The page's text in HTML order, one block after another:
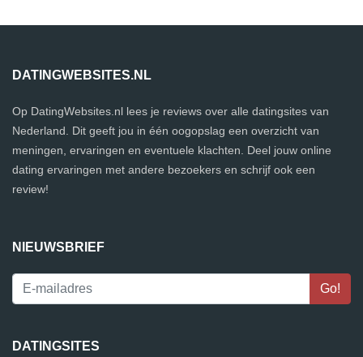
DATINGWEBSITES.NL
Op DatingWebsites.nl lees je reviews over alle datingsites van
Nederland. Dit geeft jou in één oogopslag een overzicht van
meningen, ervaringen en eventuele klachten. Deel jouw online
dating ervaringen met andere bezoekers en schrijf ook een
review!
NIEUWSBRIEF
DATINGSITES